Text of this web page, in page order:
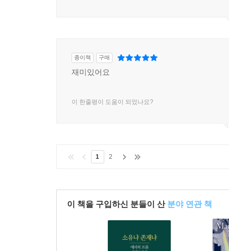
종이책 구매
재미있어요
이 한줄평이 도움이 되었나요?
1 2
이 책을 구입하신 분들이 산 분야 연관 책